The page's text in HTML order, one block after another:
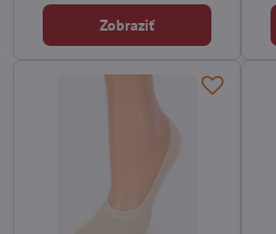
Zobraziť